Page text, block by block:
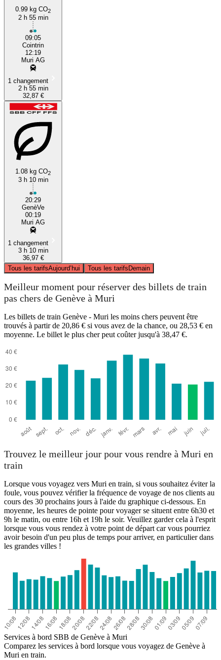
0.99 kg CO2
2 h 55 min
09:05
Cointrin
12:19
Muri AG
1 changement
2 h 55 min
32,87 €
1.08 kg CO2
3 h 10 min
20:29
GenèVe
00:19
Muri AG
1 changement
3 h 10 min
36,97 €
Tous les tarifsAujourd’hui Tous les tarifsDemain
Meilleur moment pour réserver des billets de train
pas chers de Genève à Muri
Les billets de train Genève - Muri les moins chers peuvent être
trouvés à partir de 20,86 € si vous avez de la chance, ou 28,53 € en
moyenne. Le billet le plus cher peut coûter jusqu'à 38,47 €.
Trouvez le meilleur jour pour vous rendre à Muri en
train
Lorsque vous voyagez vers Muri en train, si vous souhaitez éviter la
foule, vous pouvez vérifier la fréquence de voyage de nos clients au
cours des 30 prochains jours à l'aide du graphique ci-dessous. En
moyenne, les heures de pointe pour voyager se situent entre 6h30 et
9h le matin, ou entre 16h et 19h le soir. Veuillez garder cela à l'esprit
lorsque vous vous rendez à votre point de départ car vous pourriez
avoir besoin d'un peu plus de temps pour arriver, en particulier dans
les grandes villes !
Services à bord SBB de Genève à Muri
Comparez les services à bord lorsque vous voyagez de Genève à
Muri en train.